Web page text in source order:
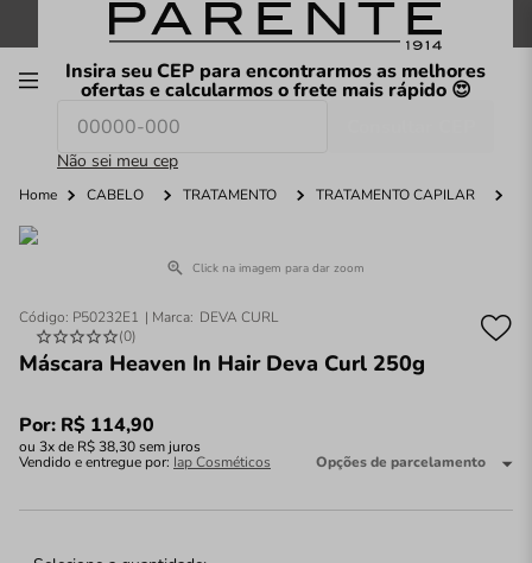
FRETE GRÁTIS nas compras a partir de R$199
Insira seu CEP para encontrarmos as melhores
ofertas e calcularmos o frete mais rápido 😍
Não sei meu cep
O que você procura hoje?
Home CABELO TRATAMENTO TRATAMENTO CAPILAR
Click na imagem para dar zoom
Código: P50232E1
DEVA CURL
(0)
Máscara Heaven In Hair Deva Curl 250g
Por: R$ 114,90
ou 3x de R$38,30sem juros
Vendido e entregue por: Iap Cosméticos Opções de parcelamento